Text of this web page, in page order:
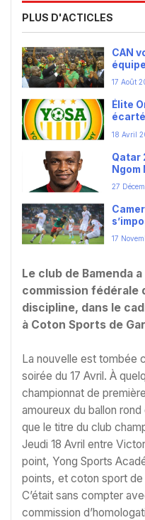
PLUS D'ACTICLES
CAN
17 Août
Élite
18 Avril
Qatar
Ngom
27
17
Le club de Bamenda
commission fédérale
discipline, dans le
à Coton Sports de
La nouvelle est tombée
soirée du 17 Avril. À
championnat de
amoureux du ballon
que le titre du club
Jeudi 18 Avril entre
point, Yong Sports
points, et coton sport
C’était sans compter
commission